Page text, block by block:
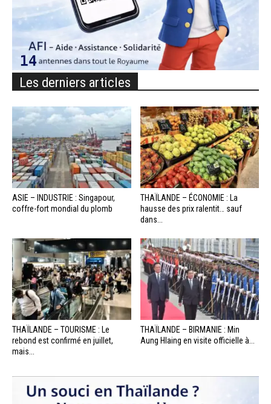
Les derniers articles
ASIE – INDUSTRIE : Singapour,
coffre-fort mondial du plomb
THAÏLANDE – ÉCONOMIE : La
hausse des prix ralentit… sauf
dans...
THAÏLANDE – TOURISME : Le
rebond est confirmé en juillet,
mais...
THAÏLANDE – BIRMANIE : Min
Aung Hlaing en visite officielle à...